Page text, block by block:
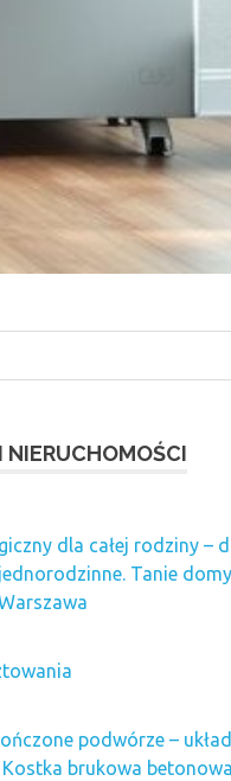
NIERUCHOMOŚCI
dla całej rodziny –
Tanie domy
podwórze –
brukowa betonowa